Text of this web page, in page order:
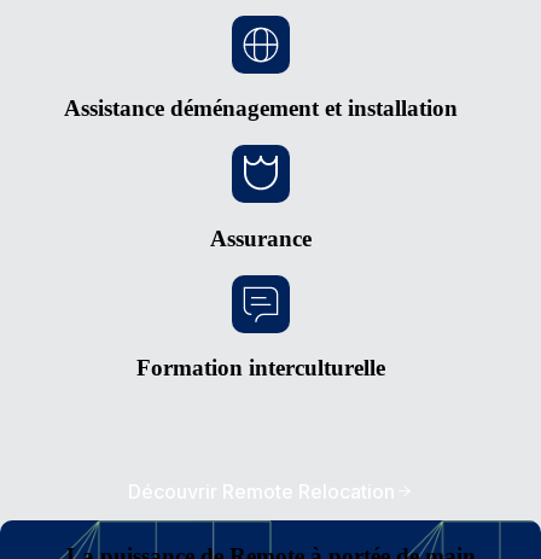
Assistance déménagement et installation
Assurance
Formation interculturelle
Découvrir Remote Relocation